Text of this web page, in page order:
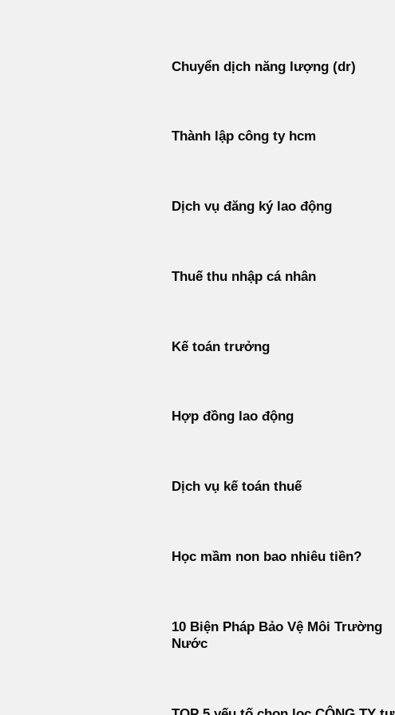
Chuyển dịch năng lượng (dr)
Thành lập công ty hcm
Dịch vụ đăng ký lao động
Thuế thu nhập cá nhân
Kế toán trưởng
Hợp đồng lao động
Dịch vụ kế toán thuế
Học mầm non bao nhiêu tiền?
10 Biện Pháp Bảo Vệ Môi Trường
Nước